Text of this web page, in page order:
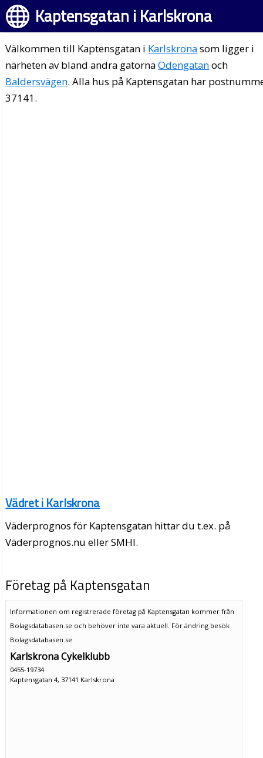
Kaptensgatan i Karlskrona
Välkommen till Kaptensgatan i Karlskronasom ligger i
närheten av bland andra gatornaOdengatanoch
Baldersvägen. Alla hus på Kaptensgatan har
37141.
Vädret i Karlskrona
Väderprognos för Kaptensgatan hittar du t.ex. på
Väderprognos.nu eller SMHI.
Företag på Kaptensgatan
Informationen om registrerade företag på Kaptensgatan kommer från
Bolagsdatabasen.se och behöver inte vara aktuell. För ändring besök
Bolagsdatabasen.se
Karlskrona Cykelklubb
0455-19734
Kaptensgatan 4, 37141 Karlskrona